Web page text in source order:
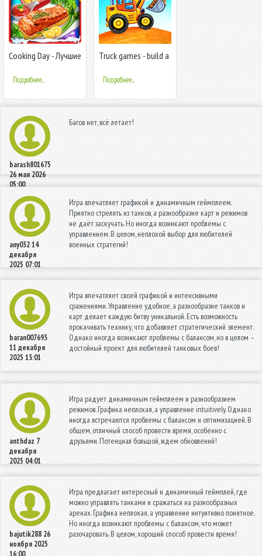
Cooking Day - Лучшие
Подробнее...
Truck games - build a
Подробнее...
barash801675
26 мая 2026
05:00
Багов нет, всё летает!
any03214
декабря
2025 07:01
Игра впечатляет графикой и динамичным геймплеем.
Приятно стрелять из танков, а разнообразие карт и режимов
не даёт заскучать. Но иногда возникают проблемы с
управлением. В целом, неплохой выбор для любителей
военных стратегий!
baran007693
11 декабря
2025 13:01
Игра впечатляет своей графикой и интенсивными
сражениями. Управление удобное, а разнообразие танков и
карт делает каждую битву уникальной. Есть возможность
прокачивать технику, что добавляет стратегический элемент.
Однако иногда возникают проблемы с балансом, но в целом –
достойный проект для любителей танковых боев!
anthdaz 7
декабря
2025 04:01
Игра радует динамичным геймплеем и разнообразием
режимов. Графика неплохая, а управление intuitively. Однако
иногда встречаются проблемы с балансом и оптимизацией. В
общем, отличный способ провести время, особенно с
друзьями. Потенциал большой, ждем обновлений!
bajutik288 26
ноября 2025
16:00
Игра предлагает интересный и динамичный геймплей, где
можно управлять танками и сражаться на разнообразных
аренах. Графика неплохая, а управление интуитивно понятное.
Но иногда возникают проблемы с балансом, что может
разочаровать. В целом, хороший способ провести время!